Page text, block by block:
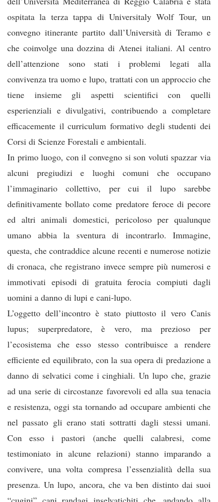
ospitata la terza tappa di Universitaly Wolf Tour, un
convegno itinerante partito dall’Università di Teramo e
che coinvolge una dozzina di Atenei italiani. Al centro
dell’attenzione sono stati i problemi legati alla
convivenza tra uomo e lupo, trattati con un approccio che
tiene insieme gli aspetti scientifici con quelli
esperienziali e divulgativi, contribuendo a completare
efficacemente il curriculum formativo degli studenti dei
Corsi di Scienze Forestali e ambientali.
In primo luogo, con il convegno si son voluti spazzar via
alcuni pregiudizi e luoghi comuni che occupano
l’immaginario collettivo, per cui il lupo sarebbe
definitivamente bollato come predatore feroce di pecore
ed altri animali domestici, pericoloso per qualunque
umano abbia la sventura di incontrarlo. Immagine,
questa, che contraddice alcune recenti e numerose notizie
di cronaca, che registrano invece sempre più numerosi e
immotivati episodi di gratuita ferocia compiuti dagli
uomini a danno di lupi e cani-lupo.
L’oggetto dell’incontro è stato piuttosto il vero Canis
lupus; superpredatore, è vero, ma prezioso per
l’ecosistema che esso stesso contribuisce a rendere
efficiente ed equilibrato, con la sua opera di predazione a
danno di selvatici come i cinghiali. Un lupo che, grazie
ad una serie di circostanze favorevoli ed alla sua tenacia
e resistenza, oggi sta tornando ad occupare ambienti che
nel passato gli erano stati sottratti dagli stessi umani.
Con esso i pastori (anche quelli calabresi, come
testimoniato in alcune relazioni) stanno imparando a
convivere, una volta compresa l’essenzialità della sua
presenza. Un lupo, ancora, che va ben distinto dai suoi